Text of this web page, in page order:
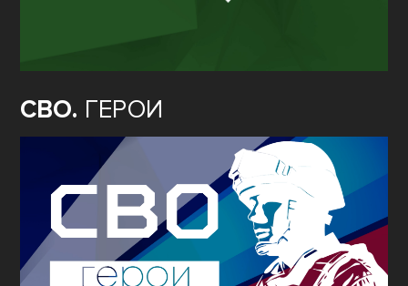
СВО. ГЕРОИ